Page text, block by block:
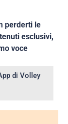
perderti le
esclusivi,
voce
di Volley